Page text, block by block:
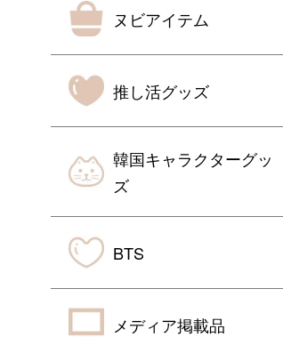
ヌビアイテム
推し活グッズ
韓国キャラクターグッ
ズ
BTS
メディア掲載品